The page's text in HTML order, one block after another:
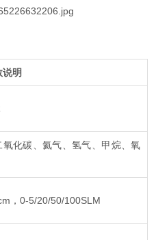
说明
化碳、氦气、氢气、甲烷、氧
，0-5/20/50/100SLM